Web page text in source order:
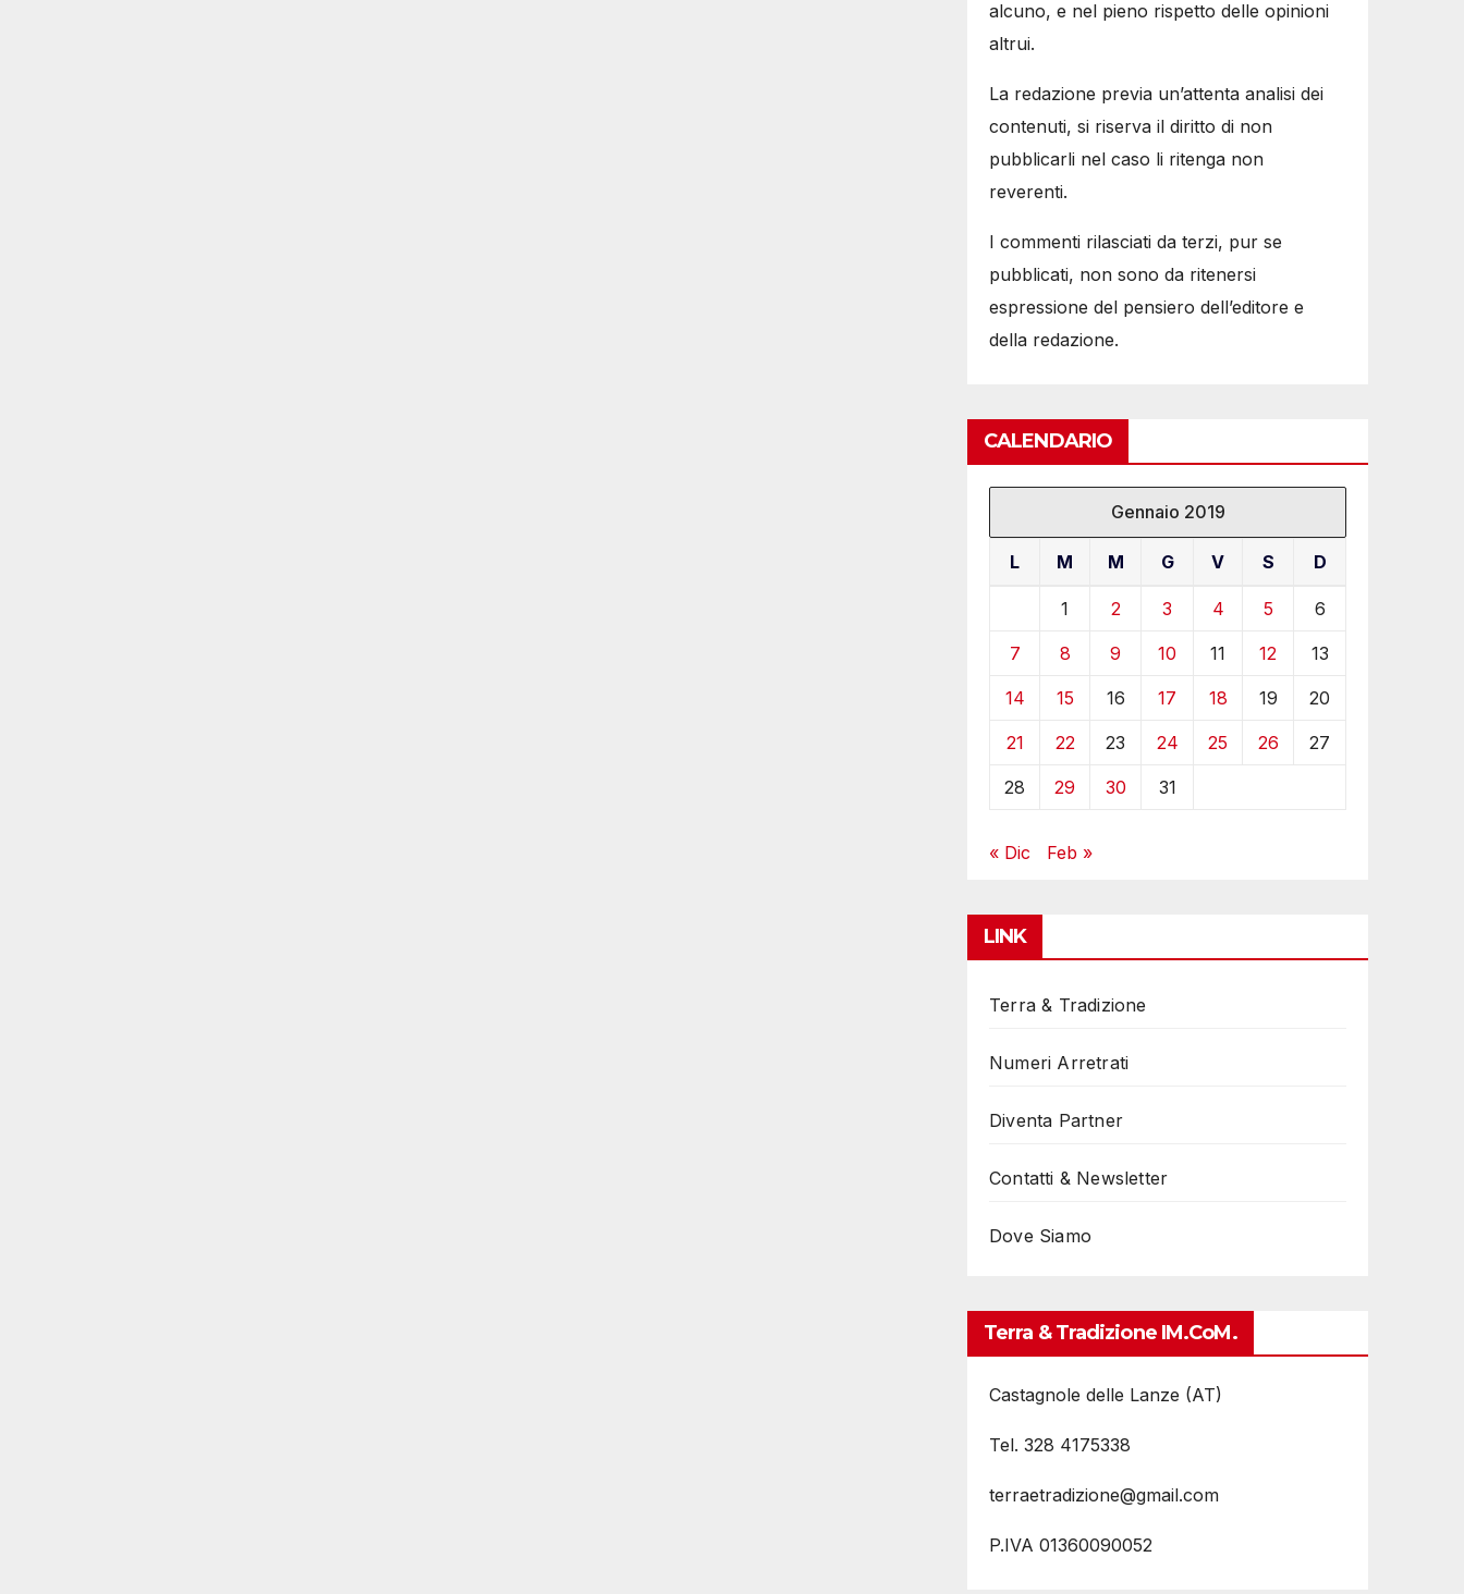
alcuno, e nel pieno rispetto delle opinioni
altrui.
La redazione previa un’attenta analisi dei
contenuti, si riserva il diritto di non
pubblicarli nel caso li ritenga non
reverenti.
I commenti rilasciati da terzi, pur se
pubblicati, non sono da ritenersi
espressione del pensiero dell’editore e
della redazione.
CALENDARIO
Gennaio 2019
L M M G V S D
1 2 3 4 5 6
7 8 9 10 11 12 13
14 15 16 17 18 19 20
21 22 23 24 25 26 27
28 29 30 31
« Dic Feb »
LINK
Terra & Tradizione
Numeri Arretrati
Diventa Partner
Contatti & Newsletter
Dove Siamo
Terra & Tradizione IM.coM.
Castagnole delle Lanze (AT)
Tel. 328 4175338
terraetradizione@gmail.com
P.IVA 01360090052